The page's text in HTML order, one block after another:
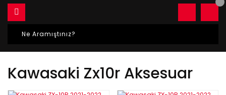
Kawasaki Zx10r Aksesuar